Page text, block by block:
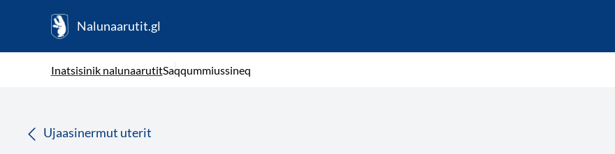
Nalunaarutit.gl
Inatsisinik nalunaarutitSaqqummiussineq
Ujaasinermut uterit